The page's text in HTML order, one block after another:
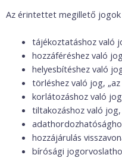
Az érintettet megillető jogok
tájékoztatáshoz való
hozzáféréshez való
helyesbítéshez való
törléshez való jog,
korlátozáshoz való
tiltakozáshoz való jog,
hozzájárulás
bírósági